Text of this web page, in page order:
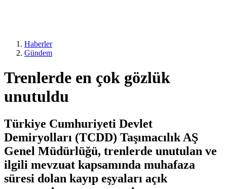
Haberler
Gündem
Trenlerde en çok gözlük
unutuldu
Türkiye Cumhuriyeti Devlet
Demiryolları (TCDD) Taşımacılık AŞ
Genel Müdürlüğü, trenlerde unutulan ve
ilgili mevzuat kapsamında muhafaza
süresi dolan kayıp eşyaları açık